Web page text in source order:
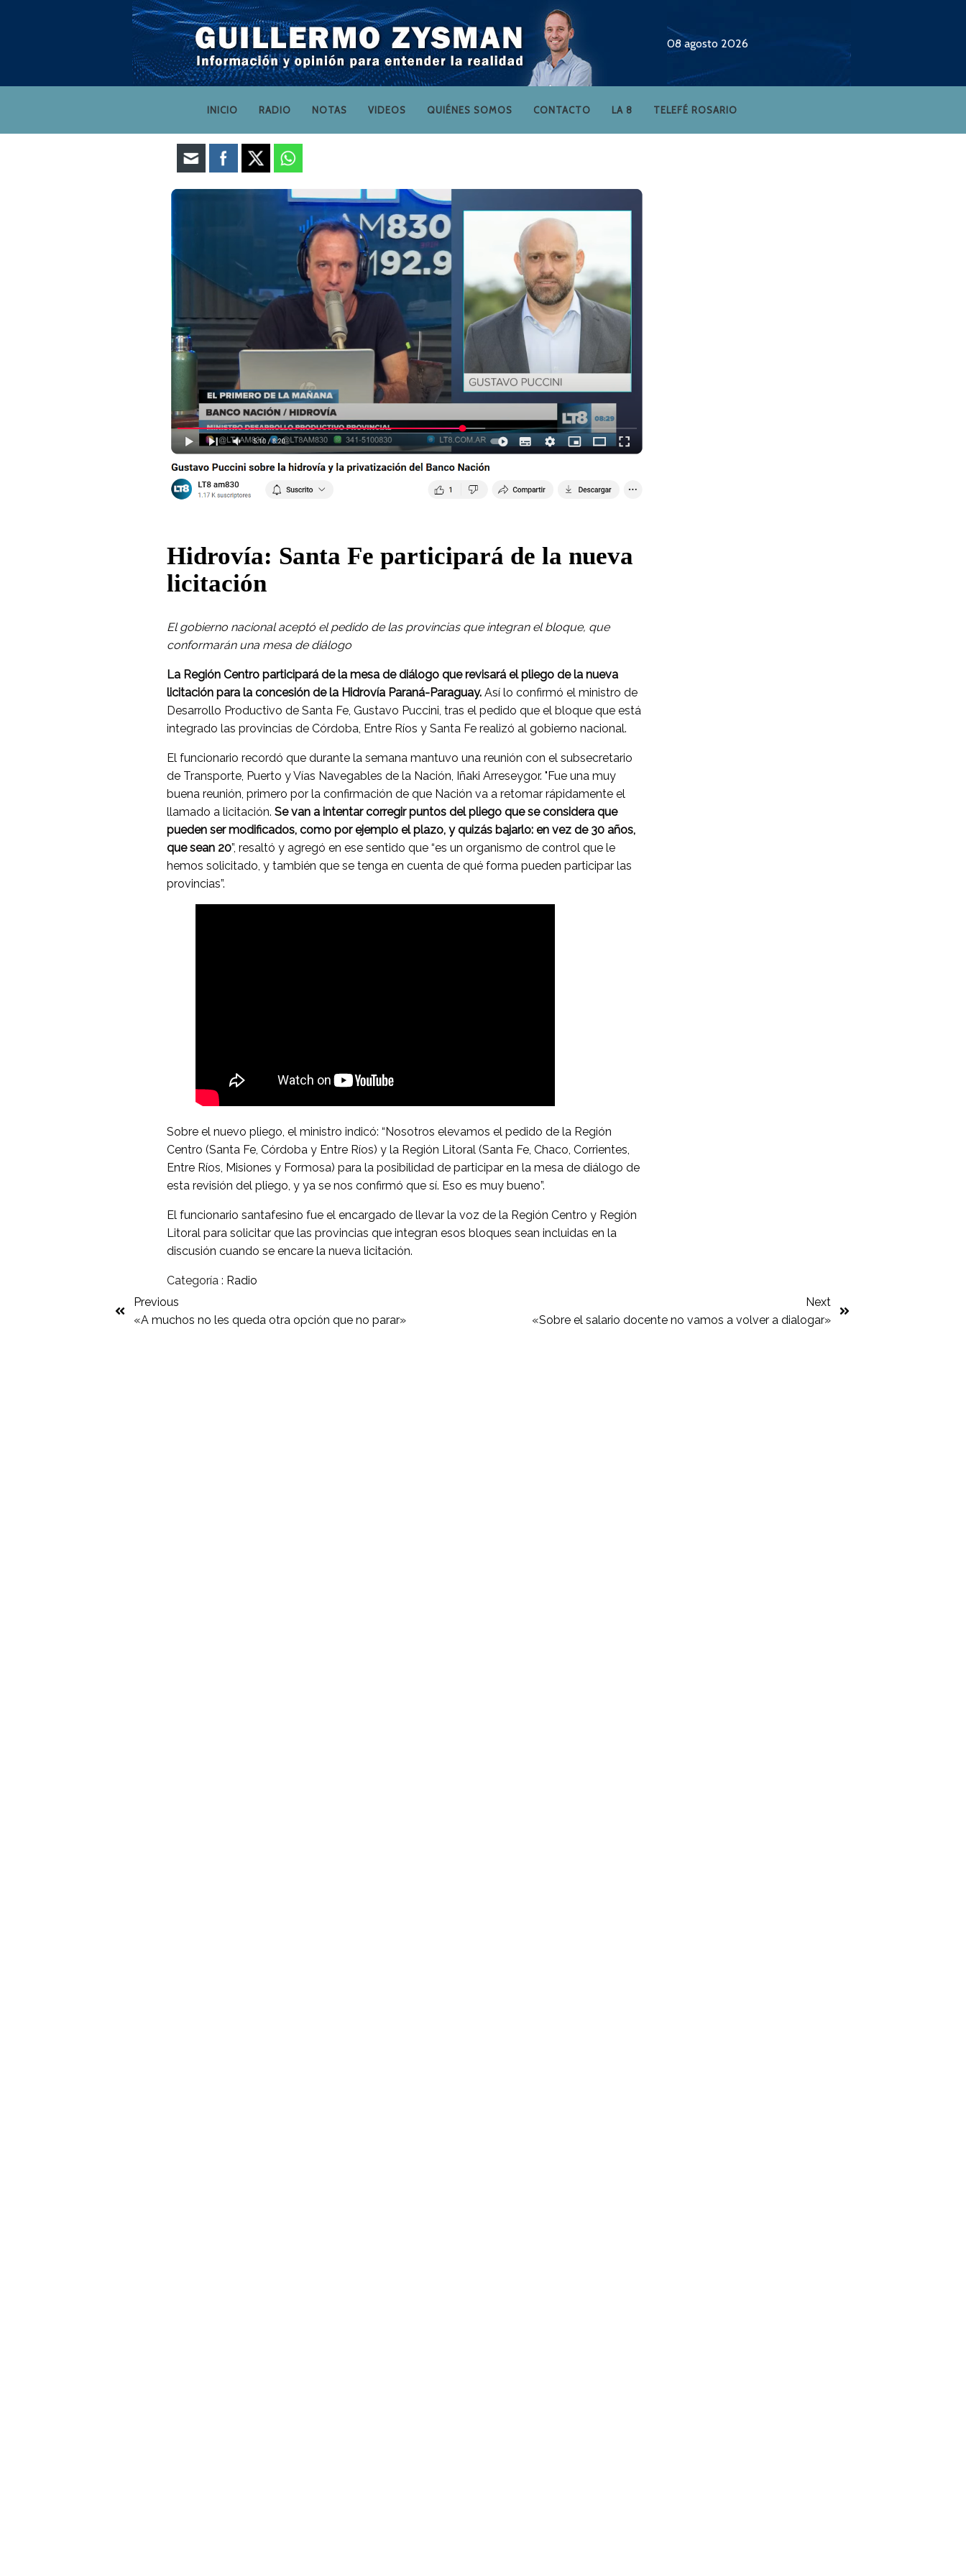
08 agosto 2026
INICIO RADIO NOTAS VIDEOS QUIÉNES SOMOS CONTACTO LA 8 TELEFÉ ROSARIO
Hidrovía: Santa Fe participará de la nueva
licitación
El gobierno nacional aceptó el pedido de las provincias que integran el bloque, que
conformarán una mesa de diálogo
La Región Centro participará de la mesa de diálogo que revisará el pliego de la nueva
licitación para la concesión de la Hidrovía Paraná-Paraguay. Así lo confirmó el ministro de
Desarrollo Productivo de Santa Fe, Gustavo Puccini, tras el pedido que el bloque que está
integrado las provincias de Córdoba, Entre Ríos y Santa Fe realizó al gobierno nacional.
El funcionario recordó que durante la semana mantuvo una reunión con el subsecretario
de Transporte, Puerto y Vías Navegables de la Nación, Iñaki Arreseygor. "Fue una muy
buena reunión, primero por la confirmación de que Nación va a retomar rápidamente el
llamado a licitación. Se van a intentar corregir puntos del pliego que se considera que
pueden ser modificados, como por ejemplo el plazo, y quizás bajarlo: en vez de 30 años,
que sean 20”, resaltó y agregó en ese sentido que “es un organismo de control que le
hemos solicitado, y también que se tenga en cuenta de qué forma pueden participar las
provincias”.
Sobre el nuevo pliego, el ministro indicó: “Nosotros elevamos el pedido de la Región
Centro (Santa Fe, Córdoba y Entre Ríos) y la Región Litoral (Santa Fe, Chaco, Corrientes,
Entre Ríos, Misiones y Formosa) para la posibilidad de participar en la mesa de diálogo de
esta revisión del pliego, y ya se nos confirmó que sí. Eso es muy bueno”.
El funcionario santafesino fue el encargado de llevar la voz de la Región Centro y Región
Litoral para solicitar que las provincias que integran esos bloques sean incluidas en la
discusión cuando se encare la nueva licitación.
Categoría : Radio
Previous
«A muchos no les queda otra opción que no parar»
Next
«Sobre el salario docente no vamos a volver a dialogar»